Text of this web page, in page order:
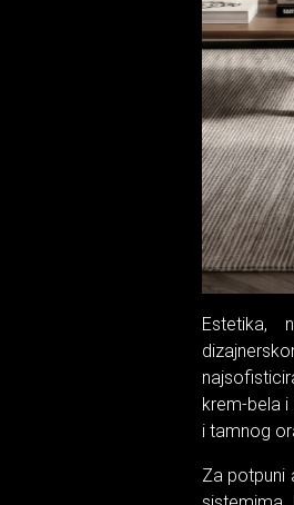
Estetika,
krem-bela
i tamnog
Za potpuni